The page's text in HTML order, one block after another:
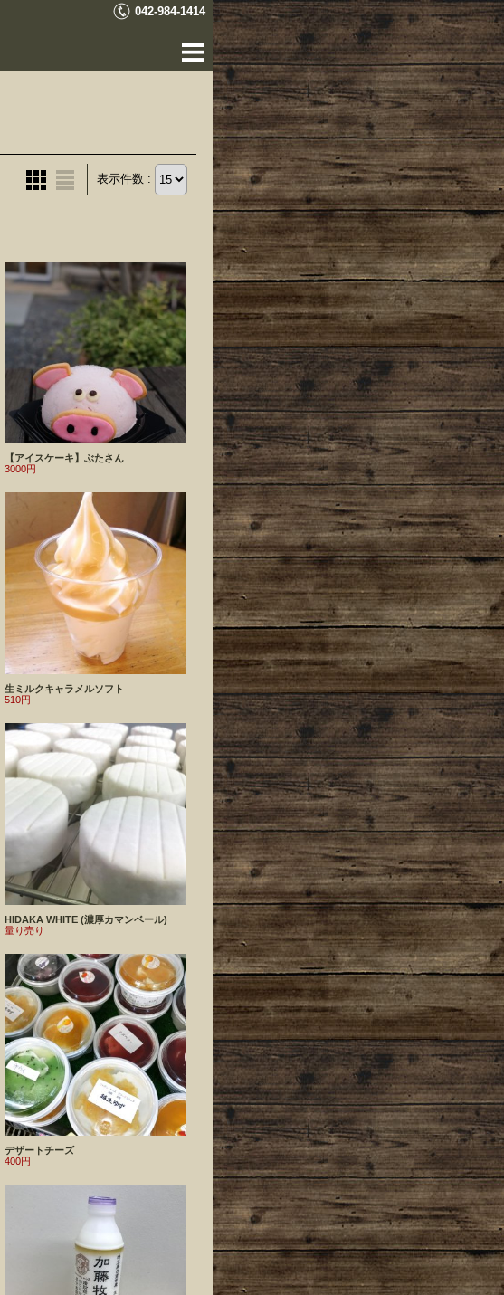
042-984-1414
表示件数 :
【アイスケーキ】ぶたさん
3000円
生ミルクキャラメルソフト
510円
HIDAKA WHITE (濃厚カマンベール)
量り売り
デザートチーズ
400円